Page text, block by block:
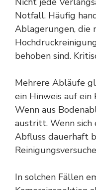
Notfall. Häufig
Ablagerungen, die
behoben sind.
Mehrere Abläufe
ein Hinweis auf
Wenn aus
austritt. Wenn sich
Abfluss dauerhaft
In solchen Fällen